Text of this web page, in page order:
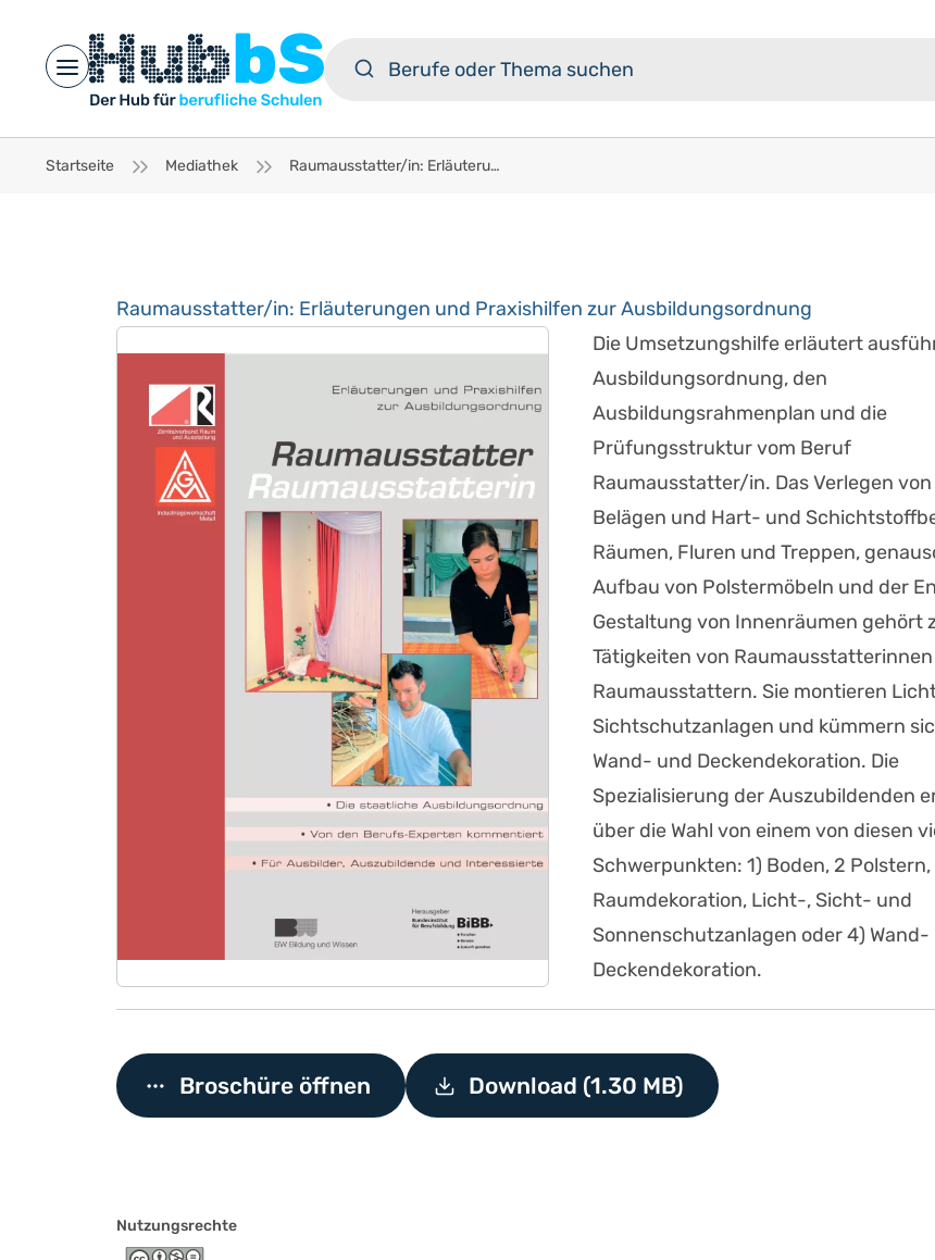
Open main menu
Startseite Mediathek Raumausstatter/in: Erläuterungen und Praxishilfen zur Ausbildungsordnung
Raumausstatter/in: Erläuterungen und Praxishilfen zur Ausbildungsordnung
Die Umsetzungshilfe erläutert
Ausbildungsordnung, den
Ausbildungsrahmenplan und die
Prüfungsstruktur vom Beruf
Raumausstatter/in. Das Verlegen
Belägen und Hart- und
Räumen, Fluren und Treppen,
Aufbau von Polstermöbeln und der
Gestaltung von Innenräumen gehört
Tätigkeiten von
Raumausstattern. Sie montieren
Sichtschutzanlagen und kümmern
Wand- und Deckendekoration. Die
Spezialisierung der Auszubildenden
über die Wahl von einem von diesen
Schwerpunkten: 1) Boden, 2 Polstern,
Raumdekoration, Licht-, Sicht- und
Sonnenschutzanlagen oder 4) Wand-
Deckendekoration.
Broschüre öffnen Download (1.30 MB)
Nutzungsrechte